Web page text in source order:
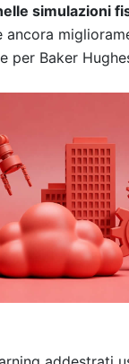
simulazioni
ancora
per Baker